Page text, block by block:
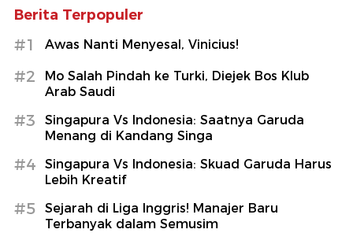
Berita Terpopuler
#1 Awas Nanti Menyesal, Vinicius!
#2
Mo Salah Pindah ke Turki, Diejek Bos Klub
Arab Saudi
#3
Singapura Vs Indonesia: Saatnya Garuda
Menang di Kandang Singa
#4
Singapura Vs Indonesia: Skuad Garuda Harus
Lebih Kreatif
#5
Sejarah di Liga Inggris! Manajer Baru
Terbanyak dalam Semusim